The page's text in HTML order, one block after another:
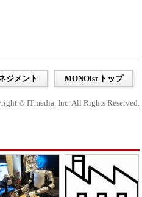
ジメント MONOist トップ
© ITmedia, Inc. All Rights Reserved.